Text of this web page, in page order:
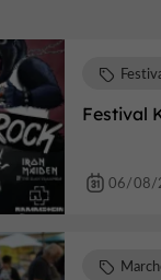
Festival
06/08/